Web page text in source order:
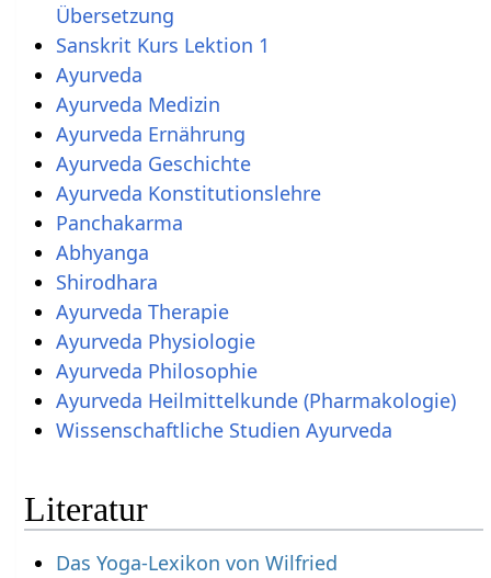
Übersetzung
Sanskrit Kurs Lektion 1
Ayurveda
Ayurveda Medizin
Ayurveda Ernährung
Ayurveda Geschichte
Ayurveda Konstitutionslehre
Panchakarma
Abhyanga
Shirodhara
Ayurveda Therapie
Ayurveda Physiologie
Ayurveda Philosophie
Ayurveda Heilmittelkunde (Pharmakologie)
Wissenschaftliche Studien Ayurveda
Literatur
Das Yoga-Lexikon von Wilfried